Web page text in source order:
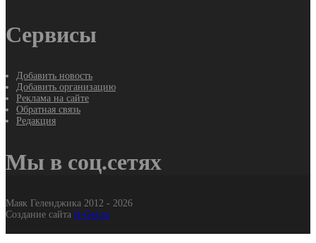
Сервисы
Добавить новость
Добавить организацию
Реклама на сайте
Обратная связь
Редакция
Мы в соц.сетях
Маяк Геленджика 2012 - 2026
Создание сайта It-Gel.ru